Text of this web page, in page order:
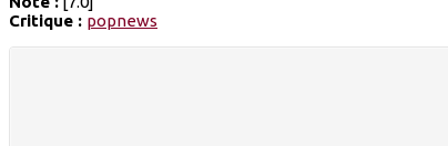
Critique : popnews